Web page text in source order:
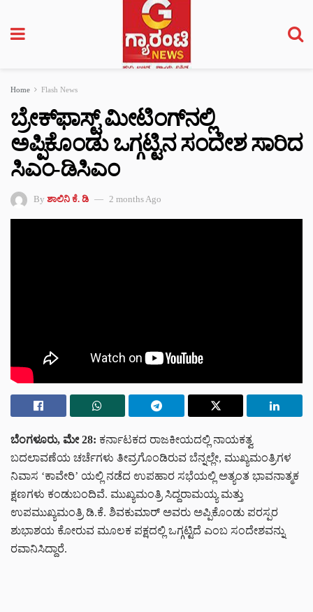
Home Flash News
ಬ್ರೇಕ್‌ಫಾಸ್ಟ್ ಮೀಟಿಂಗ್‌ನಲ್ಲಿ
ಅಪ್ಪಿಕೊಂಡು ಒಗ್ಗಟ್ಟಿನ ಸಂದೇಶ ಸಾರಿದ
ಸಿಎಂ-ಡಿಸಿಎಂ
By ಶಾಲಿನಿ ಕೆ. ಡಿ 2 months Ago
ಬೆಂಗಳೂರು, ಮೇ 28: ಕರ್ನಾಟಕದ ರಾಜಕೀಯದಲ್ಲಿ ನಾಯಕತ್ವ
ಬದಲಾವಣೆಯ ಚರ್ಚೆಗಳು ತೀವ್ರಗೊಂಡಿರುವ ಬೆನ್ನಲ್ಲೇ, ಮುಖ್ಯಮಂತ್ರಿಗಳ
ನಿವಾಸ ‘ಕಾವೇರಿ’ ಯಲ್ಲಿ ನಡೆದ ಉಪಹಾರ ಸಭೆಯಲ್ಲಿ ಅತ್ಯಂತ ಭಾವನಾತ್ಮಕ
ಕ್ಷಣಗಳು ಕಂಡುಬಂದಿವೆ. ಮುಖ್ಯಮಂತ್ರಿಸಿದ್ದರಾಮಯ್ಯಮತ್ತು
ಉಪಮುಖ್ಯಮಂತ್ರಿ ಡಿ.ಕೆ. ಶಿವಕುಮಾರ್ ಅವರು ಅಪ್ಪಿಕೊಂಡು ಪರಸ್ಪರ
ಶುಭಾಶಯ ಕೋರುವ ಮೂಲಕ ಪಕ್ಷದಲ್ಲಿ ಒಗ್ಗಟ್ಟಿದೆ ಎಂಬ ಸಂದೇಶವನ್ನು
ರವಾನಿಸಿದ್ದಾರೆ.